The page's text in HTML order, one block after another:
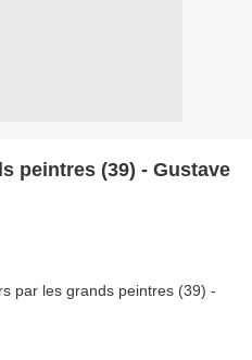
peintres (39) - Gustave